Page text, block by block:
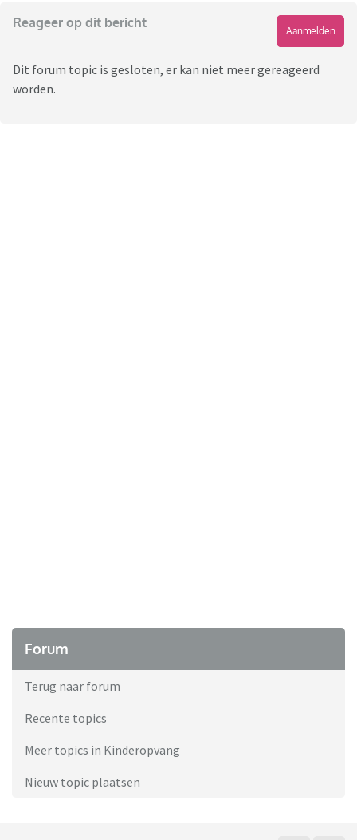
Reageer op dit bericht
Aanmelden
Dit forum topic is gesloten, er kan niet meer gereageerd
worden.
Forum
Terug naar forum
Recente topics
Meer topics in Kinderopvang
Nieuw topic plaatsen